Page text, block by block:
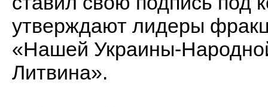
утверждают лидеры
«Нашей Украины-
Литвина».